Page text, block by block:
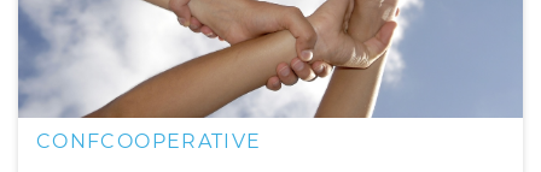
CONFCOOPERATIVE